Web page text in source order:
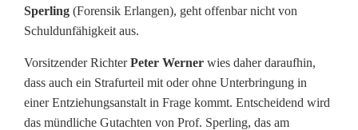
Sperling (Forensik Erlangen), geht offenbar nicht von
Schuldunfähigkeit aus.
Vorsitzender RichterPeter Werner wies daher daraufhin,
dass auch ein Strafurteil mit oder ohne Unterbringung in
einer Entziehungsanstalt in Frage kommt. Entscheidend wird
das mündliche Gutachten von Prof. Sperling, das am